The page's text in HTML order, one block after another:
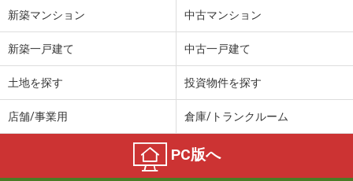
新築マンション 中古マンション
新築一戸建て 中古一戸建て
土地を探す 投資物件を探す
店舗/事業用 倉庫/トランクルーム
PC版へ